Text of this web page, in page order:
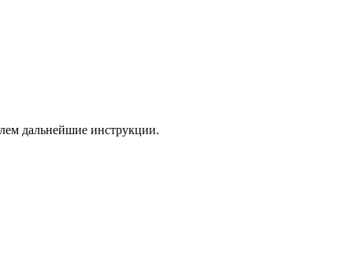
дальнейшие инструкции.